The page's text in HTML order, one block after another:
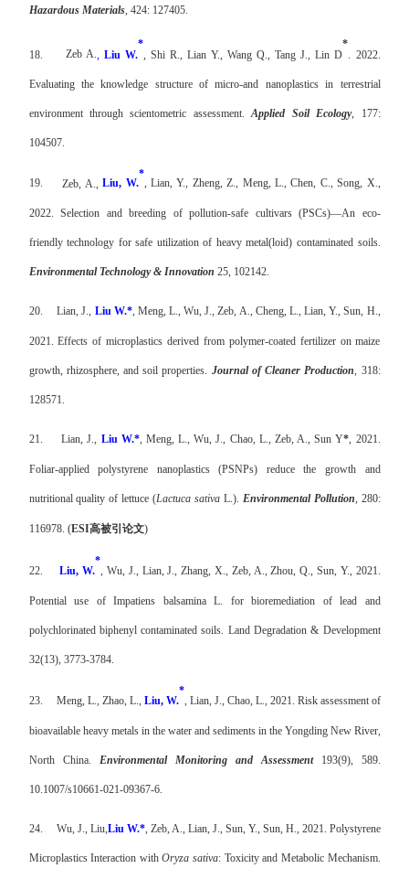
Hazardous Materials, 424: 127405.
18. Zeb A. Liu W.
*
, Shi R., Lian Y., Wang Q., Tang J., Lin D
*
. 2022.
Evaluating the knowledge structure of micro-and nanoplastics in terrestrial
environment through scientometric assessment.Applied Soil Ecology, 177:
104507.
19. Zeb, A., Liu, W.
*
, Lian, Y., Zheng, Z., Meng, L., Chen, C., Song, X.,
2022. Selection and breeding of pollution-safe cultivars (PSCs)—An eco-
friendly technology for safe utilization of heavy metal(loid) contaminated soils.
Environmental Technology & Innovation 25, 102142.
20. Lian, J., Liu W.*, Meng, L., Wu, J., Zeb, A., Cheng, L., Lian, Y., Sun, H.,
2021. Effects of microplastics derived from polymer-coated fertilizer on maize
growth, rhizosphere, and soil properties. Journal of Cleaner Production, 318:
128571.
21. Lian, J., Liu W.*, Meng, L., Wu, J., Chao, L., Zeb, A., Sun Y*, 2021.
Foliar-applied polystyrene nanoplastics (PSNPs) reduce the growth and
nutritional quality of lettuce (Lactuca sativa L.). Environmental Pollution, 280:
116978. (ESI高被引论文)
22. Liu, W.
*
, Wu, J., Lian, J., Zhang, X., Zeb, A., Zhou, Q., Sun, Y., 2021.
Potential use of Impatiens balsamina L. for bioremediation of lead and
polychlorinated biphenyl contaminated soils. Land Degradation & Development
32(13), 3773-3784.
23. Meng, L., Zhao, L., Liu, W.
*
, Lian, J., Chao, L., 2021. Risk assessment of
bioavailable heavy metals in the water and sediments in the Yongding New River,
North China. Environmental Monitoring and Assessment 193(9), 589.
10.1007/s10661-021-09367-6.
24. Wu, J., Liu, Liu W.*, Zeb, A., Lian, J., Sun, Y., Sun, H., 2021. Polystyrene
Microplastics Interaction withOryza sativa: Toxicity and Metabolic Mechanism.